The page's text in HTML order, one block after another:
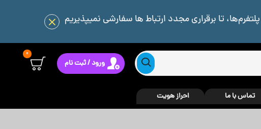
تا برقراری مجدد ارتباط ها سفارشی نمیپذیریم
ورود / ثبت نام
0
تماس با ما احراز هویت